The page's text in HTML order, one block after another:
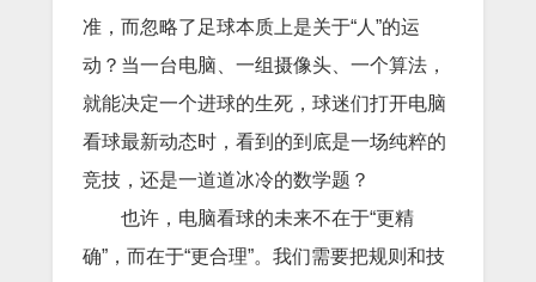
准，而忽略了足球本质上是关于“人”的运
动？当一台电脑、一组摄像头、一个算法，
就能决定一个进球的生死，球迷们打开电脑
看球最新动态时，看到的到底是一场纯粹的
竞技，还是一道道冰冷的数学题？
也许，电脑看球的未来不在于“更精
确”，而在于“更合理”。我们需要把规则和技